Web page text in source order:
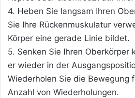
4. Heben Sie langsam Ihren
Sie Ihre Rückenmuskulatur
Körper eine gerade Linie bildet.
5. Senken Sie Ihren Oberkörper
er wieder in der
Wiederholen Sie die Bewegung
Anzahl von Wiederholungen.